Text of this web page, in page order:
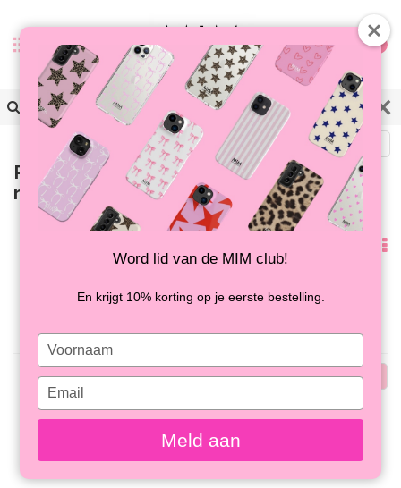
0
Terug
Producten getagd met paarse
ring
Geen producten gevonden!...
Meest
Word lid van de MIM club!
En krijgt 10% korting op je eerste bestelling.
Type
your
name
Type
your
email
Meld aan